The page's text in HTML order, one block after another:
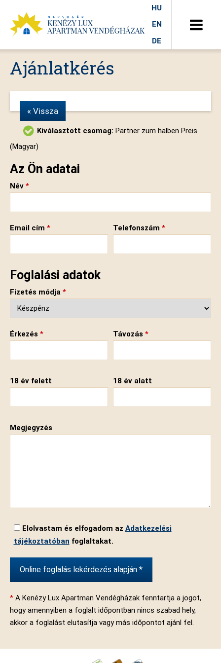
HU
EN
DE
Ajánlatkérés
« Vissza
Kiválasztott csomag: Partner zum halben Preis
(Magyar)
Az Ön adatai
Név *
Email cím * Telefonszám *
Foglalási adatok
Fizetés módja *
Érkezés * Távozás *
18 év felett 18 év alatt
Megjegyzés
Elolvastam és elfogadom az Adatkezelési
tájékoztatóban foglaltakat.
* A Kenézy Lux Apartman Vendégházak fenntartja a jogot,
hogy amennyiben a foglalt időpontban nincs szabad hely,
akkor a foglalást elutasítja vagy más időpontot ajánl fel.